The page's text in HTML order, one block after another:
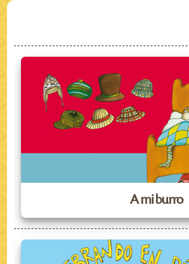
A mi burro